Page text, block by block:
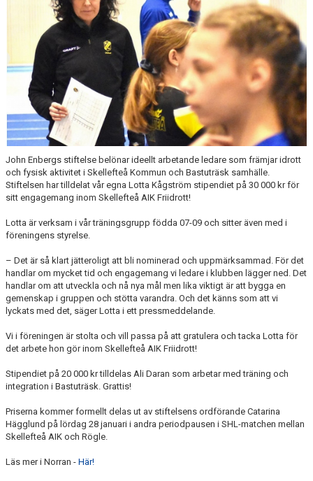
MINIORLANDSLAGET
John Enbergs stiftelse belönar ideellt arbetande ledare som främjar idrott
och fysisk aktivitet i Skellefteå Kommun och Bastuträsk samhälle.
Stiftelsen har tilldelat vår egna Lotta Kågström stipendiet på 30 000 kr för
sitt engagemang inom Skellefteå AIK Friidrott!
Lotta är verksam i vår träningsgrupp födda 07-09 och sitter även med i
föreningens styrelse.
– Det är så klart jätteroligt att bli nominerad och uppmärksammad. För det
handlar om mycket tid och engagemang vi ledare i klubben lägger ned. Det
handlar om att utveckla och nå nya mål men lika viktigt är att bygga en
gemenskap i gruppen och stötta varandra. Och det känns som att vi
lyckats med det, säger Lotta i ett pressmeddelande.
Vi i föreningen är stolta och vill passa på att gratulera och tacka Lotta för
det arbete hon gör inom Skellefteå AIK Friidrott!
Stipendiet på 20 000 kr tilldelas Ali Daran som arbetar med träning och
integration i Bastuträsk. Grattis!
Priserna kommer formellt delas ut av stiftelsens ordförande Catarina
Hägglund på lördag 28 januari i andra periodpausen i SHL-matchen mellan
Skellefteå AIK och Rögle.
Läs mer i Norran - Här!